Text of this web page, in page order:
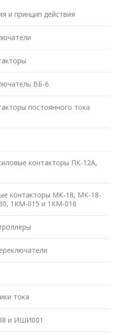
и принцип действия
ВБ-6
постоянного тока
контакторы ПК-12А,
контакторы МК-18, МК-18-
1КМ-015 и 1КМ-016
тока
и ИШИ001